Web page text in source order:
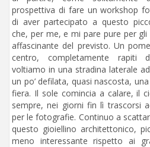
prospettiva di fare un workshop
di aver partecipato a questo
che, per me, e mi pare pure per
affascinante del previsto. Un
centro, completamente rapiti
voltiamo in una stradina laterale
un po’ defilata, quasi nascosta,
fiera. Il sole comincia a calare, il
sempre, nei giorni fin lì trascorsi
per le fotografie. Continuo a
questo gioiellino architettonico,
meno interessante rispetto ai